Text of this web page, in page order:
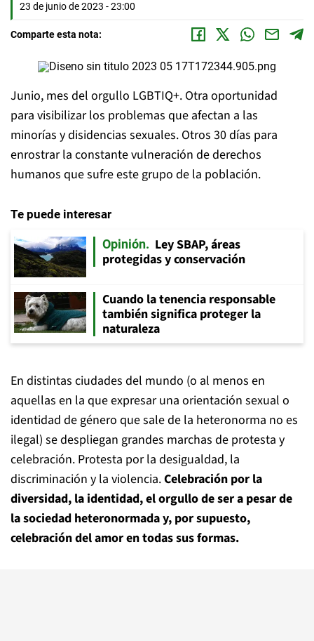
23 de junio de 2023 - 23:00
Comparte esta nota:
Junio, mes del orgullo LGBTIQ+. Otra oportunidad
para visibilizar los problemas que afectan a las
minorías y disidencias sexuales. Otros 30 días para
enrostrar la constante vulneración de derechos
humanos que sufre este grupo de la población.
Te puede interesar
Opinión
Ley SBAP, áreas
protegidas y conservación
Cuando la tenencia responsable
también significa proteger la
naturaleza
En distintas ciudades del mundo (o al menos en
aquellas en la que expresar una orientación sexual o
identidad de género que sale de la heteronorma no es
ilegal) se despliegan grandes marchas de protesta y
celebración. Protesta por la desigualdad, la
discriminación y la violencia.Celebración por la
diversidad, la identidad, el orgullo de ser a pesar de
la sociedad heteronormada y, por supuesto,
celebración del amor en todas sus formas.